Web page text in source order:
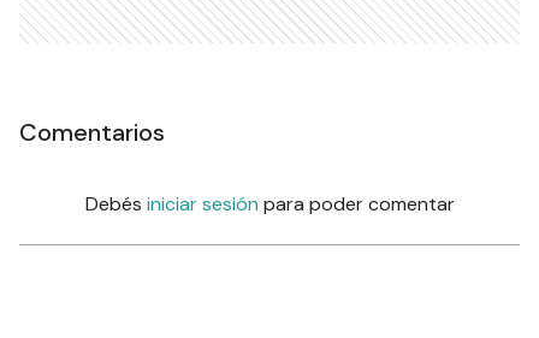
Comentarios
Debés iniciar sesión para poder comentar